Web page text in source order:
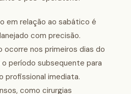
em relação ao sabático é
com precisão.
ocorre nos primeiros dias do
período subsequente para
profissional imediata.
como cirurgias